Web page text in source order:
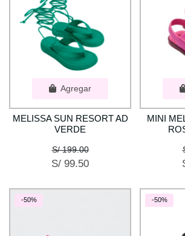
Agregar
MELISSA SUN RESORT AD
VERDE
S/ 199.00
S/ 99.50
MINI
-50% -50%